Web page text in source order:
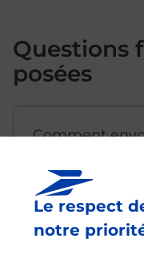
Le respect
notre
Questions
posées
Comment
Est-il possible
emballage